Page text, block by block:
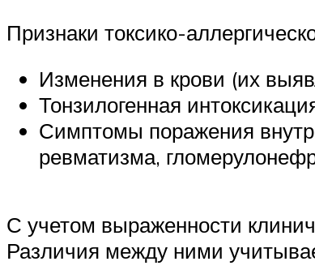
Признаки токсико-
Изменения в крови (их
Тонзилогенная
Симптомы поражения
ревматизма,
С учетом выраженности
Различия между ними